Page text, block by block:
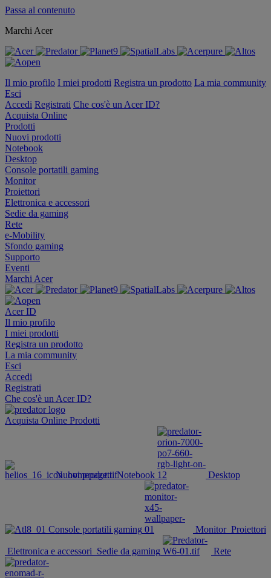
Passa al contenuto
Marchi Acer
Il mio profilo I miei prodotti Registra un prodotto La mia community
Esci
Accedi Registrati Che cos'è un Acer ID?
Acquista Online
Prodotti
Nuovi prodotti
Notebook
Desktop
Console portatili gaming
Monitor
Proiettori
Elettronica e accessori
Sedie da gaming
Rete
e-Mobility
Sfondo gaming
Supporto
Eventi
Marchi Acer
Acer ID
Il mio profilo
I miei prodotti
Registra un prodotto
La mia community
Esci
Accedi
Registrati
Che cos'è un Acer ID?
Acquista Online Prodotti
Nuovi prodotti Notebook Desktop
Console portatili gaming Monitor Proiettori
Elettronica e accessori Sedie da gaming Rete